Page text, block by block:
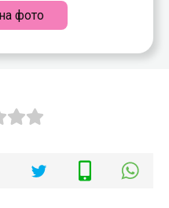
фото